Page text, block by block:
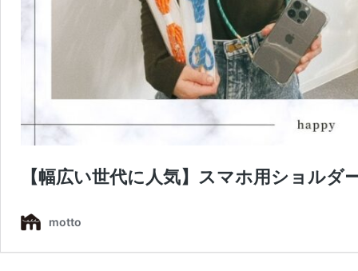
【幅広い世代に人気】スマホ用ショル
motto